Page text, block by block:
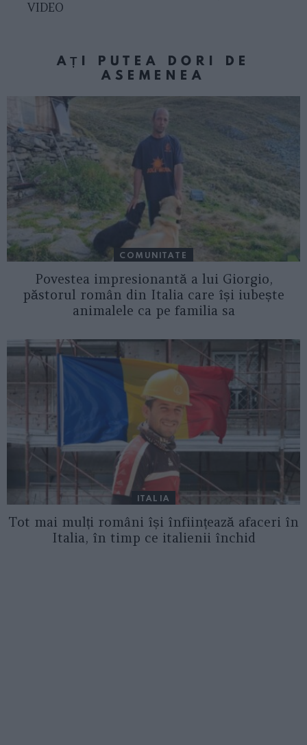
VIDEO
AȚI PUTEA DORI DE
ASEMENEA
COMUNITATE
Povestea impresionantă a lui Giorgio,
păstorul român din Italia care își iubește
animalele ca pe familia sa
ITALIA
Tot mai mulți români își înființează afaceri în
Italia, în timp ce italienii închid